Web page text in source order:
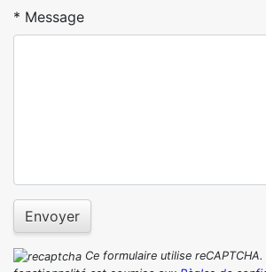
Message
Envoyer
Ce formulaire utilise